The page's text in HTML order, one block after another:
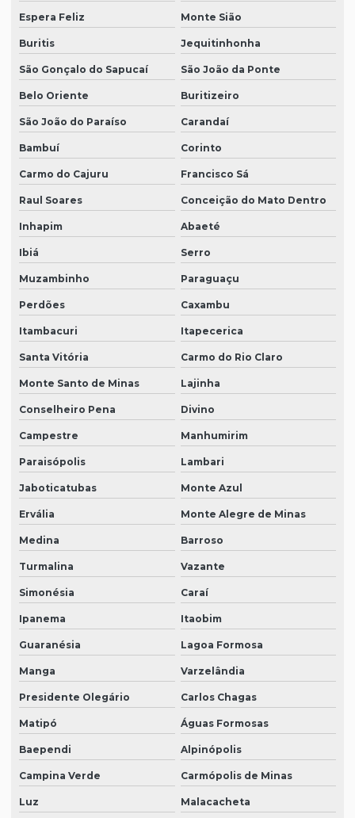
Espera Feliz Monte Sião
Buritis Jequitinhonha
São Gonçalo do Sapucaí São João da Ponte
Belo Oriente Buritizeiro
São João do Paraíso Carandaí
Bambuí Corinto
Carmo do Cajuru Francisco Sá
Raul Soares Conceição do Mato Dentro
Inhapim Abaeté
Ibiá Serro
Muzambinho Paraguaçu
Perdões Caxambu
Itambacuri Itapecerica
Santa Vitória Carmo do Rio Claro
Monte Santo de Minas Lajinha
Conselheiro Pena Divino
Campestre Manhumirim
Paraisópolis Lambari
Jaboticatubas Monte Azul
Ervália Monte Alegre de Minas
Medina Barroso
Turmalina Vazante
Simonésia Caraí
Ipanema Itaobim
Guaranésia Lagoa Formosa
Manga Varzelândia
Presidente Olegário Carlos Chagas
Matipó Águas Formosas
Baependi Alpinópolis
Campina Verde Carmópolis de Minas
Luz Malacacheta